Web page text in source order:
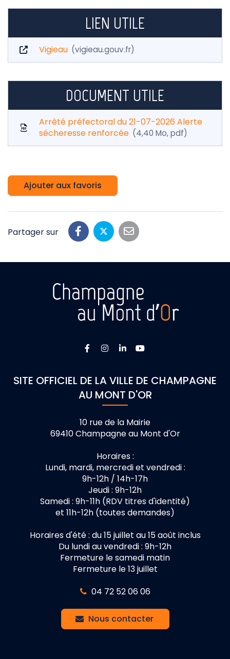
LIEN UTILE
Vigieau vigieau.gouv.fr
DOCUMENT UTILE
Arrêté préfectoral du 21-07-2026 Alerte
sécheresse renforcée
4,40 Mo, pdf
Ajouter aux favoris
Partager sur
Lien vers le compte Facebook
Lien vers le compte
Lien vers le compte
SITE OFFICIEL DE LA VILLE DE CHAMPAGNE
AU MONT D'OR
10 rue de la Mairie
69410 Champagne au Mont d'Or
Horaires :
Lundi, mardi, mercredi et vendredi :
9h-12h / 14h-17h
Jeudi : 9h-12h
Samedi : 9h-11h (RDV titres d'identité)
et 11h-12h (toutes demandes)
Horaires d'été : du 15 juillet au 15 août inclus
Du lundi au vendredi : 9h-12h
Fermeture le samedi matin
Fermeture le 13 juillet
04 72 52 06 06
Nous contacter